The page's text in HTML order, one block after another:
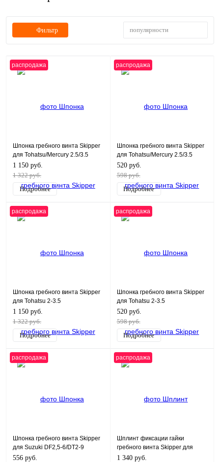
Фильтр популярности
распродажа
Шпонка гребного винта Skipper
для Tohatsu/Mercury 2.5/3.5
1 150 руб.
1 322 руб.
Подробнее
распродажа
Шпонка гребного винта Skipper
для Tohatsu/Mercury 2.5/3.5
520 руб.
598 руб.
Подробнее
распродажа
Шпонка гребного винта Skipper
для Tohatsu 2-3.5
1 150 руб.
1 322 руб.
Подробнее
распродажа
Шпонка гребного винта Skipper
для Tohatsu 2-3.5
520 руб.
598 руб.
Подробнее
распродажа
Шпонка гребного винта Skipper
для Suzuki DF2,5-6/DT2-9
556 руб.
распродажа
Шплинт фиксации гайки
гребного винта Skipper для
Yamaha 48-90/F40-F100
1 340 руб.